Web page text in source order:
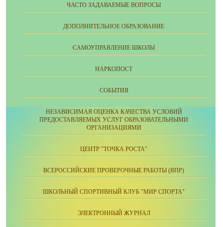
ЧАСТО ЗАДАВАЕМЫЕ ВОПРОСЫ
ДОПОЛНИТЕЛЬНОЕ ОБРАЗОВАНИЕ
CАМОУПРАВЛЕНИЕ ШКОЛЫ
НАРКОПОСТ
СОБЫТИЯ
НЕЗАВИСИМАЯ ОЦЕНКА КАЧЕСТВА УСЛОВИЙ
ПРЕДОСТАВЛЯЕМЫХ УСЛУГ ОБРАЗОВАТЕЛЬНЫМИ
ОРГАНИЗАЦИЯМИ
ЦЕНТР "ТОЧКА РОСТА"
ВСЕРОССИЙСКИЕ ПРОВЕРОЧНЫЕ РАБОТЫ (ВПР)
ШКОЛЬНЫЙ СПОРТИВНЫЙ КЛУБ "МИР СПОРТА"
ЭЛЕКТРОННЫЙ ЖУРНАЛ